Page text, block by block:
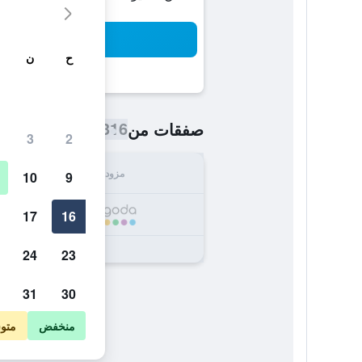
صفقات من316 ﷼
مزود
ح ن
2
3
9
10
16
17
23
24
30
31
منخفض